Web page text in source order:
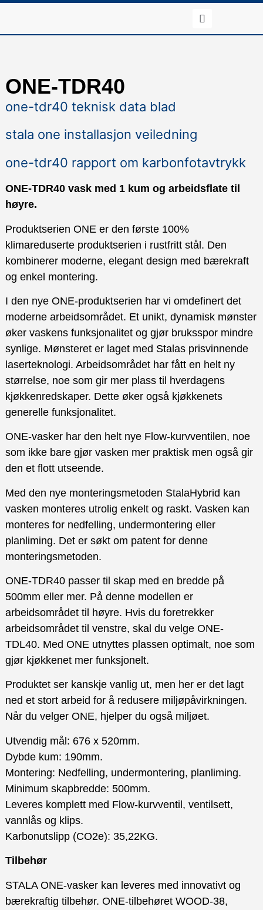
ONE-TDR40
one-tdr40 teknisk data blad
stala one installasjon veiledning
one-tdr40 rapport om karbonfotavtrykk
ONE-TDR40 vask med 1 kum og arbeidsflate til
høyre.
Produktserien ONE er den første 100%
klimareduserte produktserien i rustfritt stål. Den
kombinerer moderne, elegant design med bærekraft
og enkel montering.
I den nye ONE-produktserien har vi omdefinert det
moderne arbeidsområdet. Et unikt, dynamisk mønster
øker vaskens funksjonalitet og gjør bruksspor mindre
synlige. Mønsteret er laget med Stalas prisvinnende
laserteknologi. Arbeidsområdet har fått en helt ny
størrelse, noe som gir mer plass til hverdagens
kjøkkenredskaper. Dette øker også kjøkkenets
generelle funksjonalitet.
ONE-vasker har den helt nye Flow-kurvventilen, noe
som ikke bare gjør vasken mer praktisk men også gir
den et flott utseende.
Med den nye monteringsmetoden StalaHybrid kan
vasken monteres utrolig enkelt og raskt. Vasken kan
monteres for nedfelling, undermontering eller
planliming. Det er søkt om patent for denne
monteringsmetoden.
ONE-TDR40 passer til skap med en bredde på
500mm eller mer. På denne modellen er
arbeidsområdet til høyre. Hvis du foretrekker
arbeidsområdet til venstre, skal du velge ONE-
TDL40. Med ONE utnyttes plassen optimalt, noe som
gjør kjøkkenet mer funksjonelt.
Produktet ser kanskje vanlig ut, men her er det lagt
ned et stort arbeid for å redusere miljøpåvirkningen.
Når du velger ONE, hjelper du også miljøet.
Utvendig mål: 676 x 520mm.
Dybde kum: 190mm.
Montering: Nedfelling, undermontering, planliming.
Minimum skapbredde: 500mm.
Leveres komplett med Flow-kurvventil, ventilsett,
vannlås og klips.
Karbonutslipp (CO2e): 35,22KG.
Tilbehør
STALA ONE-vasker kan leveres med innovativt og
bærekraftig tilbehør. ONE-tilbehøret WOOD-38,